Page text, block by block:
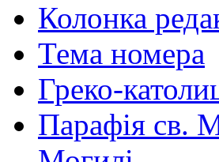
Колонка
Тема номера
Греко-
Парафія св.